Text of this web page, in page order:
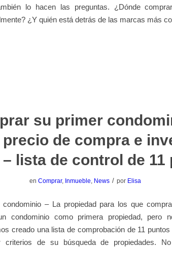
lo hacen las preguntas. ¿Dónde
¿Y quién está detrás de las marcas más
su primer
de compra e
lista de control de 11
en Comprar, Inmueble News / por Elisa
– La propiedad para los que
condominio como primera propiedad, pero
creado una lista de comprobación de 11
criterios de su búsqueda de propiedades.